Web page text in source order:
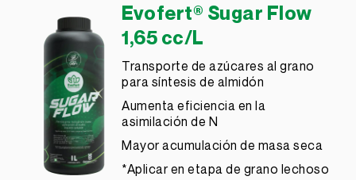
Evofert® Sugar Flow
1,65 cc/L
Transporte de azúcares al grano
para síntesis de almidón
Aumenta eficiencia en la
asimilación de N
Mayor acumulación de masa seca
*Aplicar en etapa de grano lechoso